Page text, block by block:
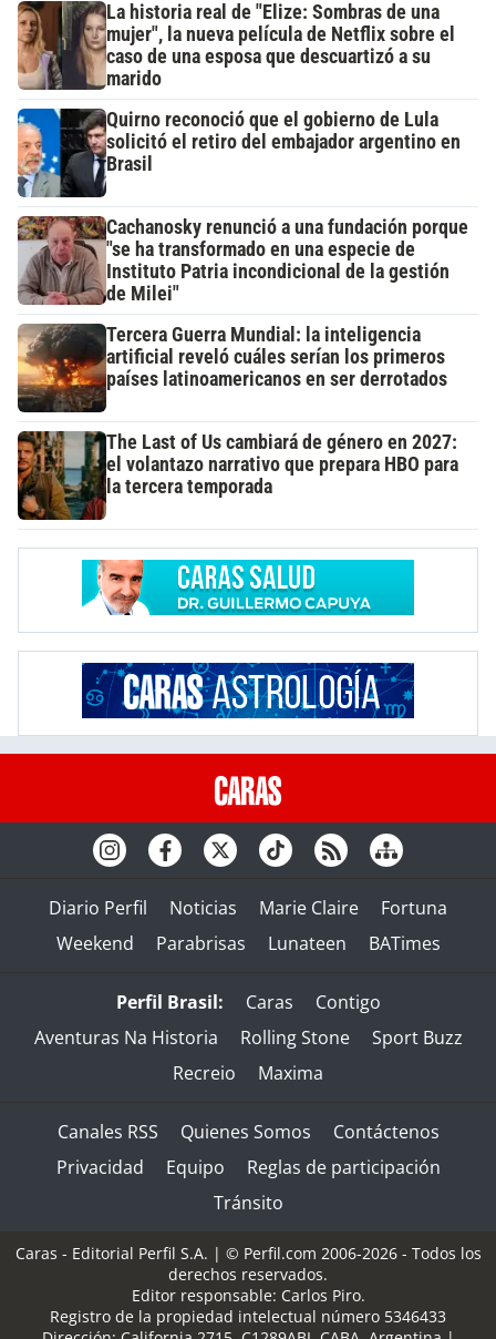
La historia real de "Elize: Sombras de una
mujer", la nueva película de Netflix sobre el
caso de una esposa que descuartizó a su
marido
Quirno reconoció que el gobierno de Lula
solicitó el retiro del embajador argentino en
Brasil
Cachanosky renunció a una fundación porque
"se ha transformado en una especie de
Instituto Patria incondicional de la gestión
de Milei"
Tercera Guerra Mundial: la inteligencia
artificial reveló cuáles serían los primeros
países latinoamericanos en ser derrotados
The Last of Us cambiará de género en 2027:
el volantazo narrativo que prepara HBO para
la tercera temporada
Diario Perfil Noticias Marie Claire
Fortuna
Weekend
Parabrisas Lunateen BATimes
Perfil Brasil: Caras
Contigo
Aventuras Na Historia
Rolling Stone
Sport Buzz
Recreio
Maxima
Canales RSS Quienes Somos
Contáctenos
Privacidad
Equipo
Reglas de participación
Tránsito
Caras - Editorial Perfil S.A. | © Perfil.com 2006-2026 - Todos los
derechos reservados.
Editor responsable: Carlos Piro.
Registro de la propiedad intelectual número 5346433